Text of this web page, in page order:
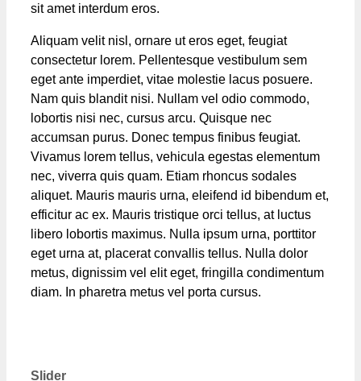
sit amet interdum eros.
Aliquam velit nisl, ornare ut eros eget, feugiat
consectetur lorem. Pellentesque vestibulum sem
eget ante imperdiet, vitae molestie lacus posuere.
Nam quis blandit nisi. Nullam vel odio commodo,
lobortis nisi nec, cursus arcu. Quisque nec
accumsan purus. Donec tempus finibus feugiat.
Vivamus lorem tellus, vehicula egestas elementum
nec, viverra quis quam. Etiam rhoncus sodales
aliquet. Mauris mauris urna, eleifend id bibendum et,
efficitur ac ex. Mauris tristique orci tellus, at luctus
libero lobortis maximus. Nulla ipsum urna, porttitor
eget urna at, placerat convallis tellus. Nulla dolor
metus, dignissim vel elit eget, fringilla condimentum
diam. In pharetra metus vel porta cursus.
Kategorier
Slider